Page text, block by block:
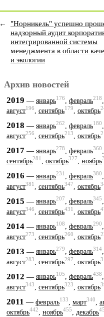
←
"Норникель" успешно
надзорный аудит
интегрированной системы
менеджмента в области
и экологии
Архив новостей
2019 — январь176 февраль218
август196, сентябрь179, октябрь
2018 — январь262 февраль180
август256, сентябрь213, октябрь
2017 — январь278 февраль360
сентябрь281, октябрь327, ноябрь
2016 — январь231 февраль380
август381 сентябрь347 октябрь
2015 — январь207, февраль345
август346 сентябрь431 октябрь
2014 — январь108, февраль290
август273 сентябрь260 октябрь
2013 — январь279, февраль314
август283 сентябрь297 октябрь
2012 — январь105, февраль438
август343, сентябрь323, октябрь
2011 — февраль133 март340
октябрь442, ноябрь455, декабрь